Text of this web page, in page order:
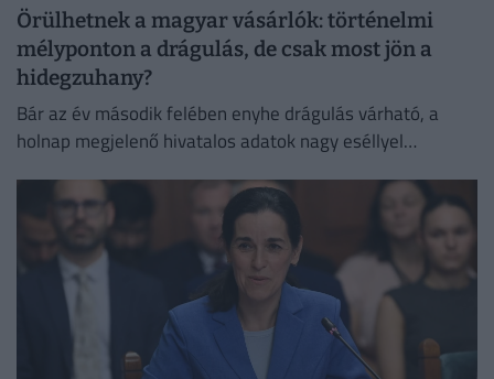
Örülhetnek a magyar vásárlók: történelmi
mélyponton a drágulás, de csak most jön a
hidegzuhany?
Bár az év második felében enyhe drágulás várható, a
holnap megjelenő hivatalos adatok nagy eséllyel
kamatvágását.